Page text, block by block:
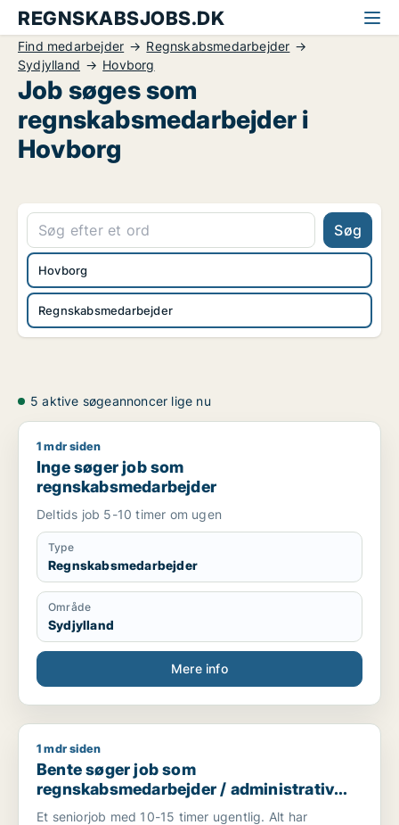
REGNSKABSJOBS.DK
Find medarbejder
Regnskabsmedarbejder
Sydjylland
Hovborg
Job søges som
regnskabsmedarbejder i
Hovborg
Søg
Regnskabsmedarbejder
Hovborg
5 aktive søgeannoncer lige nu
Inge søger job som regnskabsmedarbejder
1 mdr siden
Inge søger job som
regnskabsmedarbejder
Deltids job 5-10 timer om ugen
Type
Regnskabsmedarbejder
Område
Sydjylland
Mere info
Bente søger job som regnskabsmedarbejder /
1 mdr siden
Bente søger job som
regnskabsmedarbejder / administrativ
medarbejder / kontorassistent
Et seniorjob med 10-15 timer ugentlig. Alt har